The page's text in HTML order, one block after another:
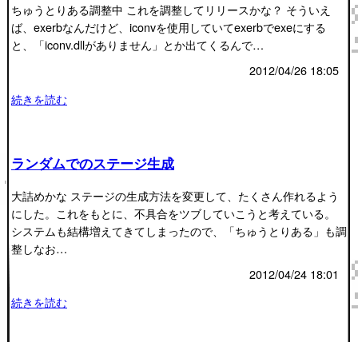
ちゅうとりある調整中 これを調整してリリースかな？ そういえ
ば、exerbなんだけど、iconvを使用していてexerbでexeにする
と、「iconv.dllがありません」とか出てくるんで…
2012/04/26 18:05
続きを読む
ランダムでのステージ生成
大詰めかな ステージの生成方法を変更して、たくさん作れるよう
にした。これをもとに、不具合をツブしていこうと考えている。
システムも結構増えてきてしまったので、「ちゅうとりある」も調
整しなお…
2012/04/24 18:01
続きを読む